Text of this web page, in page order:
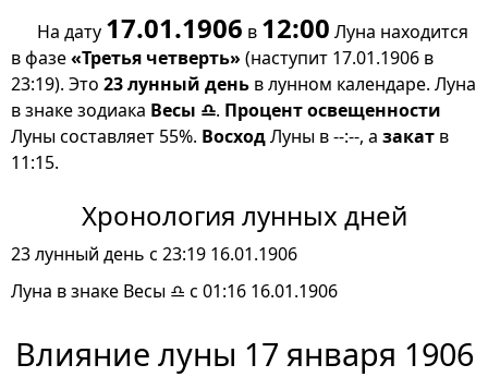
На дату 17.01.1906 в 12:00 Луна находится
в фазе«Третья четверть»(наступит 17.01.1906 в
23:19). Это 23 лунный день в лунном календаре. Луна
в знаке зодиака Весы ♎. Процент освещенности
Луны составляет 55%. ВосходЛуны в --:--, а закат в
11:15.
Хронология лунных дней
23 лунный день с 23:19 16.01.1906
Луна в знаке Весы ♎ с 01:16 16.01.1906
Влияние луны 17 января 1906